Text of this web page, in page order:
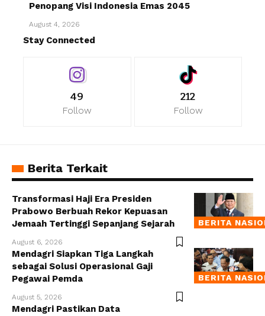
Penopang Visi Indonesia Emas 2045
August 4, 2026
Stay Connected
49
Follow
212
Follow
Berita Terkait
BERITA
Transformasi Haji Era Presiden
Prabowo Berbuah Rekor Kepuasan
Jemaah Tertinggi Sepanjang Sejarah
August 6, 2026
BERITA
Mendagri Siapkan Tiga Langkah
sebagai Solusi Operasional Gaji
Pegawai Pemda
August 5, 2026
Mendagri Pastikan Data